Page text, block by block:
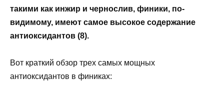
такими как инжир и чернослив, финики, по-
видимому, имеют самое высокое содержание
антиоксидантов (8).
Вот краткий обзор трех самых мощных
антиоксидантов в финиках: